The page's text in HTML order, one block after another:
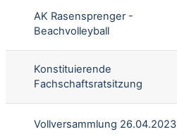
AK Rasensprenger -
Beachvolleyball
Konstituierende
Fachschaftsratsitzung
Vollversammlung 26.04.2023